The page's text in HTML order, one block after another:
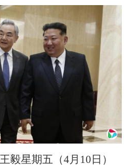
毅星期五（4月10日）